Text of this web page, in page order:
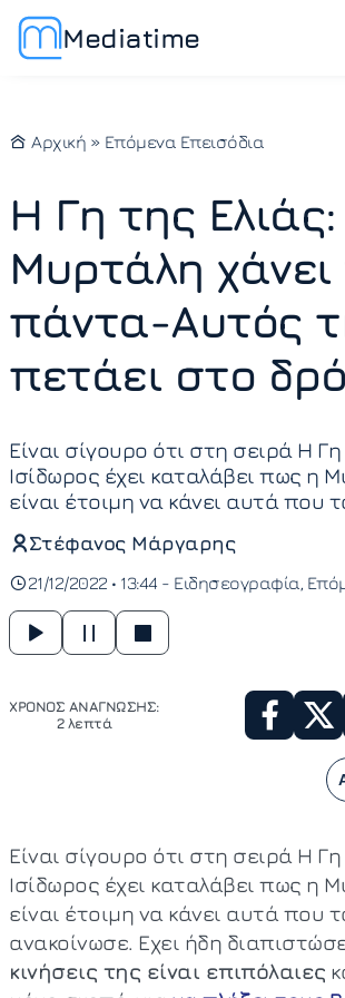
Mediatime
Αρχική » Επόμενα Επεισόδια
Η Γη της
Μυρτάλη
πάντα-Αυτός
πετάει στο
Είναι σίγουρο ότι στη σειρά Η Γη
Ισίδωρος έχει καταλάβει πως η
είναι έτοιμη να κάνει αυτά που
Στέφανος Μάργαρης
21/12/2022 • 13:44 - Ειδησεογραφία
ΧΡΟΝΟΣ ΑΝΑΓΝΩΣΗΣ:
2 λεπτά
Είναι σίγουρο ότι στη σειρά Η Γη
Ισίδωρος έχει καταλάβει πως η
είναι έτοιμη να κάνει αυτά που
ανακοίνωσε. Εχει ήδη
κινήσεις της είναι επιπόλαιες